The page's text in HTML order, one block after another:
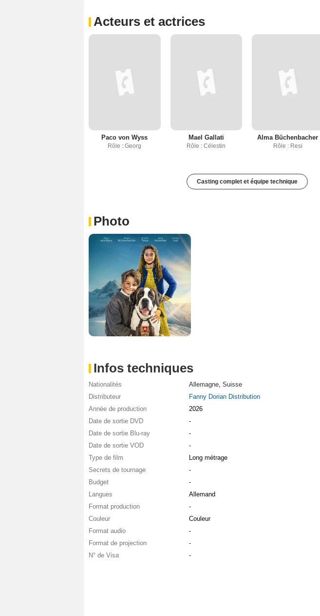
Acteurs et actrices
Paco von Wyss
Rôle : Georg
Mael Gallati
Rôle : Célestin
Alma Büchenbacher
Rôle : Resi
Casting complet et équipe technique
Photo
Infos techniques
Nationalités Allemagne, Suisse
Distributeur
Fanny Dorian Distribution
Année de production
2026
Date de sortie DVD
-
Date de sortie Blu-ray
-
Date de sortie VOD
-
Type de film
Long métrage
Secrets de tournage
-
Budget
-
Langues
Allemand
Format production
-
Couleur
Couleur
Format audio
-
Format de projection
-
N° de Visa
-